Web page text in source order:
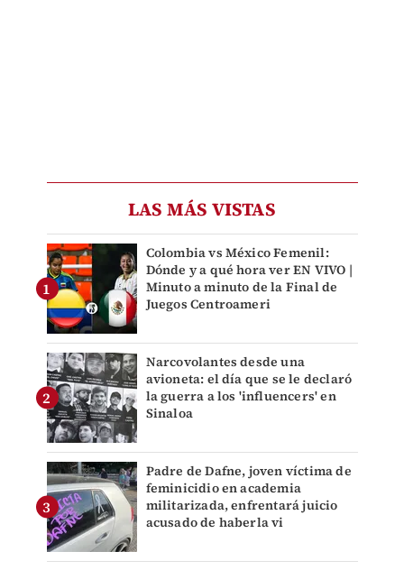
LAS MÁS VISTAS
Colombia vs México Femenil:
Dónde y a qué hora ver EN VIVO |
Minuto a minuto de la Final de
Juegos Centroameri
Narcovolantes desde una
avioneta: el día que se le declaró
la guerra a los 'influencers' en
Sinaloa
Padre de Dafne, joven víctima de
feminicidio en academia
militarizada, enfrentará juicio
acusado de haberla vi